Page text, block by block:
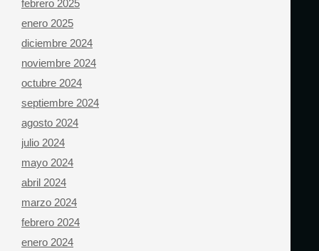
febrero 2025
enero 2025
diciembre 2024
noviembre 2024
octubre 2024
septiembre 2024
agosto 2024
julio 2024
mayo 2024
abril 2024
marzo 2024
febrero 2024
enero 2024